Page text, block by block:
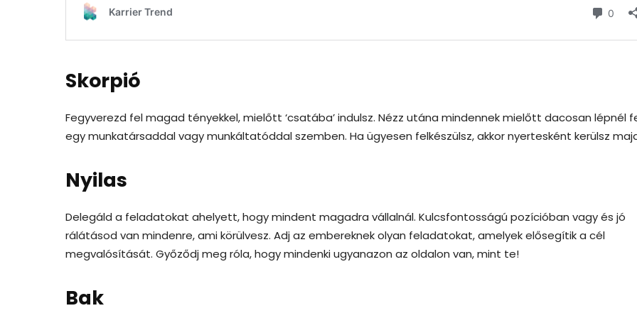
Skorpió
Fegyverezd fel magad tényekkel, mielőtt ‘csatába’ indulsz. Nézz utána mindennek mielőtt dacosan lépnél
egy munkatársaddal vagy munkáltatóddal szemben. Ha ügyesen felkészülsz, akkor nyertesként kerülsz
Nyilas
Delegáld a feladatokat ahelyett, hogy mindent magadra vállalnál. Kulcsfontosságú pozícióban vagy és jó
rálátásod van mindenre, ami körülvesz. Adj az embereknek olyan feladatokat, amelyek elősegítik a cél
megvalósítását. Győződj meg róla, hogy mindenki ugyanazon az oldalon van, mint te!
Bak